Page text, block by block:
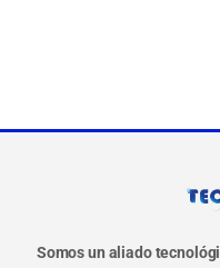
Somos un aliado